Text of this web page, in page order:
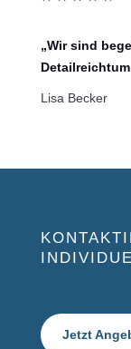
„Wir sind
Lisa Becker
Jetzt